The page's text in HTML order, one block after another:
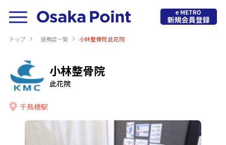
トップ 提携店⼀覧 小林整骨院 此花院
小林整骨院
此花院
千鳥橋駅